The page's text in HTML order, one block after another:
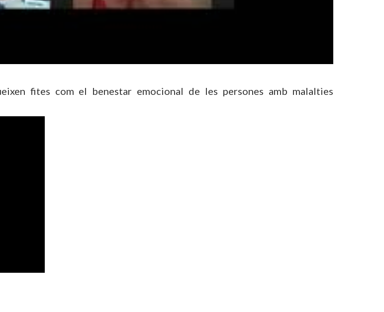
fites com el benestar emocional de les persones amb malalties